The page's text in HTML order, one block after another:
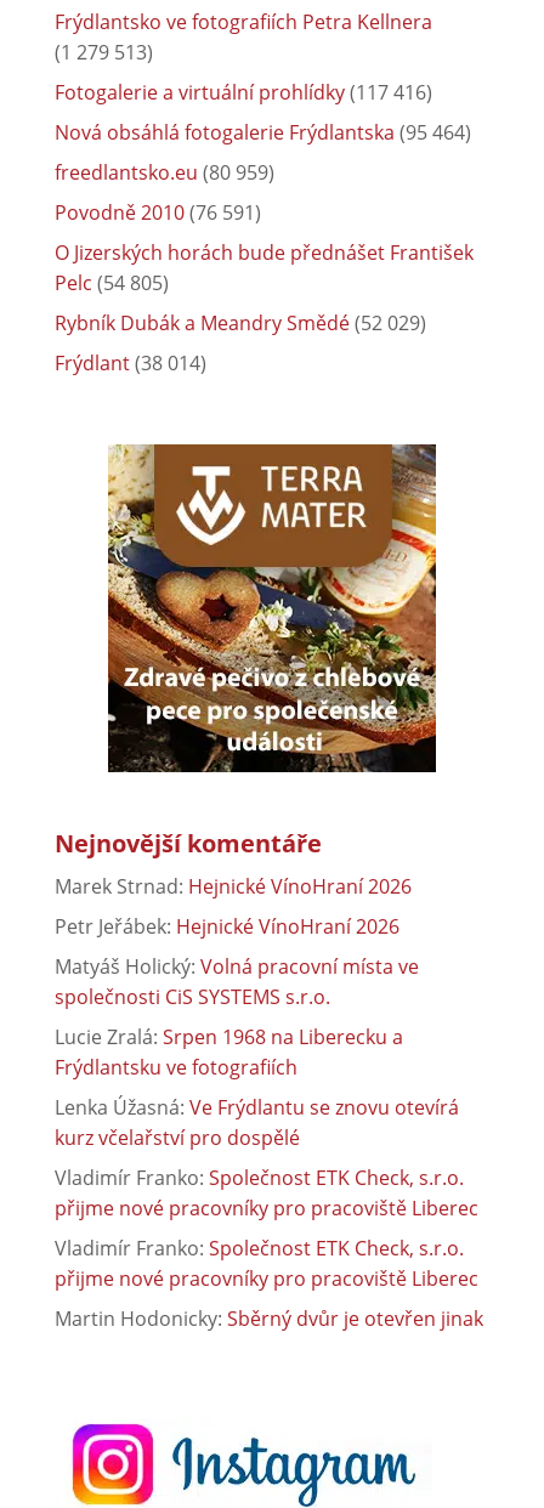
Frýdlantsko ve fotografiích Petra Kellnera
(1 279 513)
Fotogalerie a virtuální prohlídky(117 416)
Nová obsáhlá fotogalerie Frýdlantska (95 464)
freedlantsko.eu (80 959)
Povodně 2010(76 591)
O Jizerských horách bude přednášet František
Pelc (54 805)
Rybník Dubák a Meandry Smědé(52 029)
Frýdlant(38 014)
Nejnovější komentáře
Marek Strnad: Hejnické VínoHraní 2026
Petr Jeřábek: Hejnické VínoHraní 2026
Matyáš Holický: Volná pracovní místa ve
společnosti CiS SYSTEMS s.r.o.
Lucie Zralá: Srpen 1968 na Liberecku a
Frýdlantsku ve fotografiích
Lenka Úžasná: Ve Frýdlantu se znovu otevírá
kurz včelařství pro dospělé
Vladimír Franko: Společnost ETK Check, s.r.o.
přijme nové pracovníky pro pracoviště Liberec
Vladimír Franko: Společnost ETK Check, s.r.o.
přijme nové pracovníky pro pracoviště Liberec
Martin Hodonicky: Sběrný dvůr je otevřen jinak